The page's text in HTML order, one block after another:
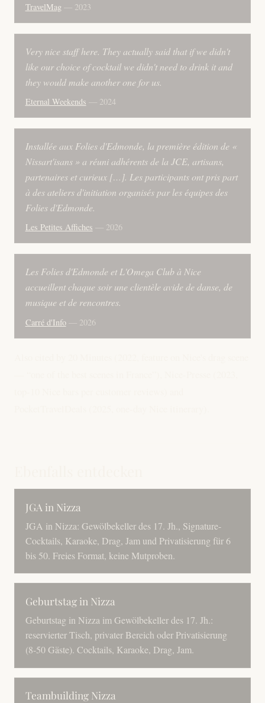
TravelMag— 2023
Very nice staff here. They actually said that if we didn't
like our choice of cocktail we didn't need to drink it and
they would make another one for us.
Eternal Weekends — 2024
Installée aux Folies d'Edmonde, la première édition de «
Nissart'isans » a réuni adhérents de la JCE, artisans,
partenaires et curieux […]. Les participants ont pris part
à des ateliers d'initiation organisés par les équipes des
Folies d'Edmonde.
Les Petites Affiches — 2026
Les Folies d'Edmonde et L'Omega Club à Nice
accueillent chaque soir une clientèle avide de danse, de
musique et de rencontres.
Carré d'Info— 2026
JGA in Nizza
JGA in Nizza: Gewölbekeller des 17. Jh., Signature-
Cocktails, Karaoke, Drag, Jam und Privatisierung für 6
bis 50. Freies Format, keine Mutproben.
Geburtstag in Nizza
Geburtstag in Nizza im Gewölbekeller des 17. Jh.:
reservierter Tisch, privater Bereich oder Privatisierung
(8-50 Gäste). Cocktails, Karaoke, Drag, Jam.
Teambuilding Nizza